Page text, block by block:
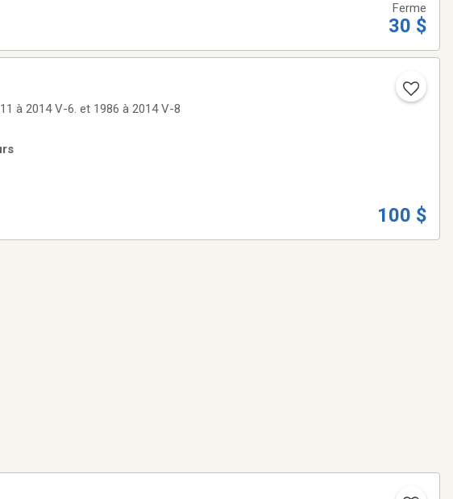
Ferme
30 $
100 $